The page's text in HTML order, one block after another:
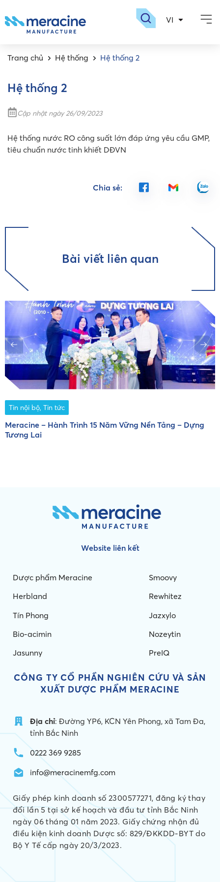
VI
EN
Trang chủ Hệ thống Hệ thống 2
Hệ thống 2
Cập nhật ngày 26/09/2023
Hệ thống nước RO công suất lớn đáp ứng yêu cầu GMP,
tiêu chuẩn nước tinh khiết DĐVN
Chia sẻ:
Bài viết liên quan
Tin nội bộ, Tin tức
Meracine – Hành Trình 15 Năm Vững Nền Tảng – Dựng
Tương Lai
Website liên kết
Dược phẩm Meracine
Herbland
Tín Phong
Bio-acimin
Jasunny
Smoovy
Rewhitez
Jazxylo
Nozeytin
PreIQ
CÔNG TY CỔ PHẦN NGHIÊN CỨU VÀ SẢN
XUẤT DƯỢC PHẨM MERACINE
Địa chỉ: Đường YP6, KCN Yên Phong, xã Tam Đa,
tỉnh Bắc Ninh
0222 369 9285
info@meracinemfg.com
Giấy phép kinh doanh số 2300577271, đăng ký thay
đổi lần 5 tại sở kế hoạch và đầu tư tỉnh Bắc Ninh
ngày 06 tháng 01 năm 2023. Giấy chứng nhận đủ
điều kiện kinh doanh Dược số: 829/ĐKKDD-BYT do
Bộ Y Tế cấp ngày 20/3/2023.